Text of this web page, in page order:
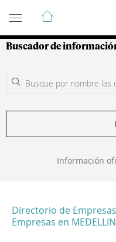
Guía de
Buscador de
Información
Directorio de Empresas
Empresas en MEDELLIN